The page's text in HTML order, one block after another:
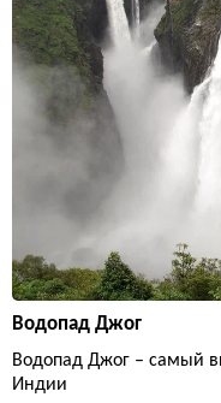
Водопад Джог
Водопад Джог – самый
Индии